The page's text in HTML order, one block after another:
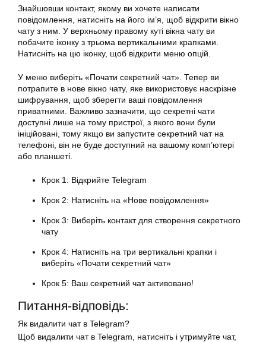
Знайшовши контакт, якому ви хочете написати
повідомлення, натисніть на його ім’я, щоб відкрити вікно
чату з ним. У верхньому правому куті вікна чату ви
побачите іконку з трьома вертикальними крапками.
Натисніть на цю іконку, щоб відкрити меню опцій.
У меню виберіть «Почати секретний чат». Тепер ви
потрапите в нове вікно чату, яке використовує наскрізне
шифрування, щоб зберегти ваші повідомлення
приватними. Важливо зазначити, що секретні чати
доступні лише на тому пристрої, з якого вони були
ініційовані, тому якщо ви запустите секретний чат на
телефоні, він не буде доступний на вашому комп’ютері
або планшеті.
Крок 1: Відкрийте Telegram
Крок 2: Натисніть на «Нове повідомлення»
Крок 3: Виберіть контакт для створення секретного
чату
Крок 4: Натисніть на три вертикальні крапки і
виберіть «Почати секретний чат»
Крок 5: Ваш секретний чат активовано!
Питання-відповідь:
Як видалити чат в Telegram?
Щоб видалити чат в Telegram, натисніть і утримуйте чат,